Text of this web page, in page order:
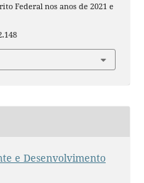
Federal nos anos de 2021 e
e Desenvolvimento